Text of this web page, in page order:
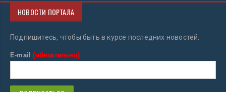
НОВОСТИ ПОРТАЛА
Подпишитесь, чтобы быть в курсе последних новостей.
E-mail(обязательно)